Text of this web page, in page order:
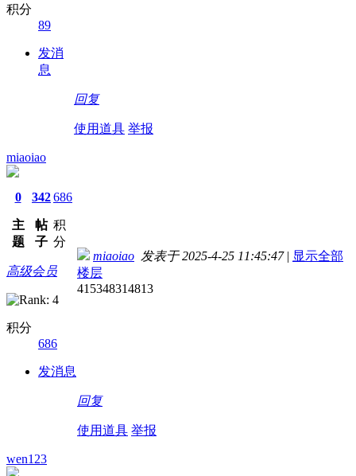
积分
89
发消
息
回复
使用道具 举报
miaoiao
0
主
题
342
帖
子
686
积
分
高级会员
积分
686
发消息
miaoiao 发表于 2025-4-25 11:45:47 | 显示全部
楼层
415348314813
回复
使用道具 举报
wen123